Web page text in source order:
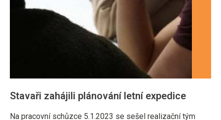
Stavaři zahájili plánování letní expedice
Na pracovní schůzce 5.1.2023 se sešel realizační tým